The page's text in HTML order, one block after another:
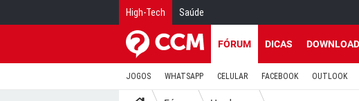
High-Tech Saúde
FÓRUM DICAS
JOGOS WHATSAPP CELULAR FACEBOOK OUTLOOK